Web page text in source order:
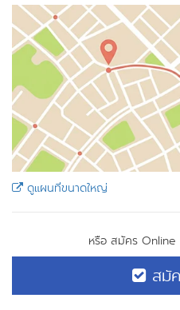
ดูแผนที่ขนาดใหญ่
หรือ สมัคร Online
สมัค